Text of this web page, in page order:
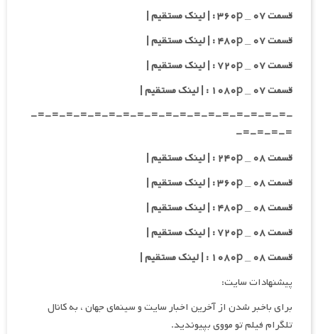
قسمت ۰۷ _ ۳۶۰p : | لینک مستقیم |
قسمت ۰۷ _ ۴۸۰p : | لینک مستقیم |
قسمت ۰۷ _ ۷۲۰p : | لینک مستقیم |
قسمت ۰۷ _ ۱۰۸۰p : | لینک مستقیم |
-=-=-=-=-=-=-=-=-=-=-=-=-=-=-=-=-=-=-
=-=-=-=-
قسمت ۰۸ _ ۲۴۰p : | لینک مستقیم |
قسمت ۰۸ _ ۳۶۰p : | لینک مستقیم |
قسمت ۰۸ _ ۴۸۰p : | لینک مستقیم |
قسمت ۰۸ _ ۷۲۰p : | لینک مستقیم |
قسمت ۰۸ _ ۱۰۸۰p : | لینک مستقیم |
پیشنهادات سایت:
برای باخبر شدن از آخرین اخبار سایت و سینمای جهان ، به کانال
تلگرام فیلم تو مووی بپیوندید.